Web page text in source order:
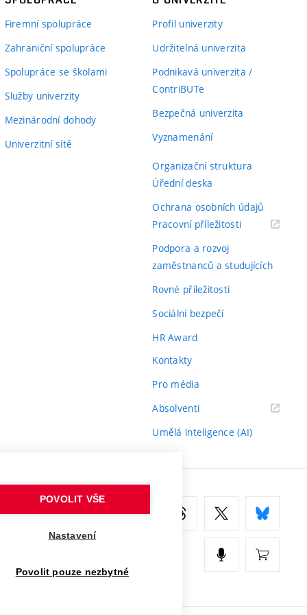
Firemní spolupráce
Zahraniční spolupráce
Spolupráce se školami
Služby univerzity
Mezinárodní dohody
Univerzitní sítě
Profil univerzity
Udržitelná univerzita
Podnikavá univerzita /
ContriBUTe
Bezpečná univerzita
Vyznamenání
Organizační struktura
Úřední deska
Ochrana osobních údajů
Pracovní příležitosti(externí
Podpora a rozvoj
zaměstnanců a studujících
Rovné příležitosti
Sociální bezpečí
HR Award
Kontakty
Pro média
Absolventi(externí
Umělá inteligence (AI)
POVOLIT VŠE
Nastavení
Povolit pouze nezbytné